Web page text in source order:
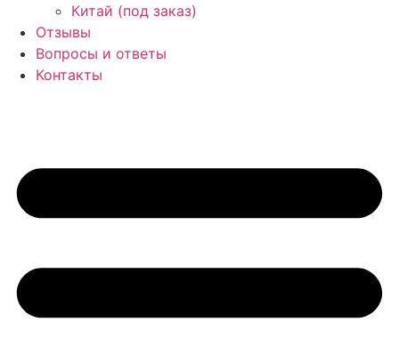
Китай (под заказ)
Отзывы
Вопросы и ответы
Контакты